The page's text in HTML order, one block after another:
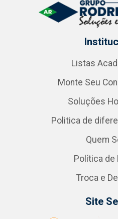
Listas
Monte Seu
Soluções
Politica de
Quem
Política de
Troca e
Site